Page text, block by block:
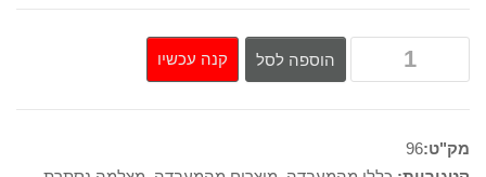
הוספה לסל קנה עכשיו
מק"ט:96